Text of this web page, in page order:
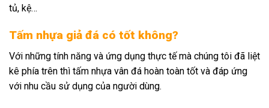
tủ, kệ…
Tấm nhựa giả đá có tốt không?
Với những tính năng và ứng dụng thực tế mà chúng tôi đã liệt
kê phía trên thì tấm nhựa vân đá hoàn toàn tốt và đáp ứng
với nhu cầu sử dụng của người dùng.